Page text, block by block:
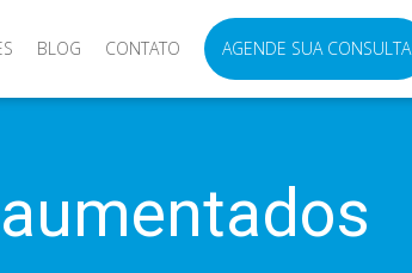
BLOG CONTATO AGENDE SUA CONSULTA